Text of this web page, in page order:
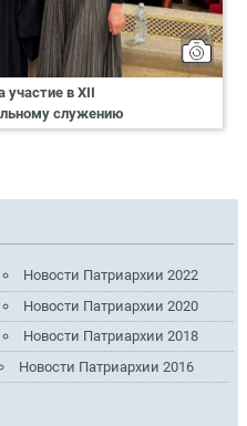
участие в XII
служению
Новости Патриархии 2022
Новости Патриархии 2020
Новости Патриархии 2018
Новости Патриархии 2016